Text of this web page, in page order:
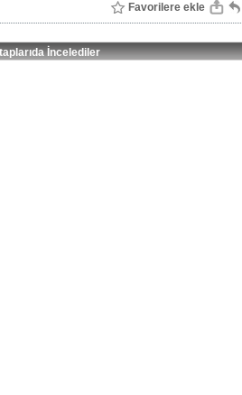
Favorilere ekle
İncelediler